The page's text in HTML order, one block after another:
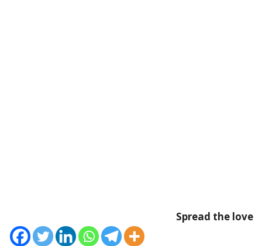
Spread the love